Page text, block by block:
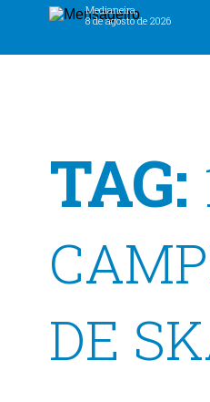
Medianeira,
8 de agosto de 2026
TAG:
DE